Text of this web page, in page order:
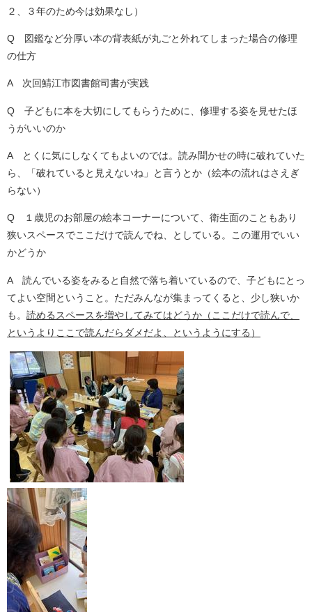
２、３年のため今は効果なし）
Q 図鑑など分厚い本の背表紙が丸ごと外れてしまった場合の修理
の仕方
A 次回鯖江市図書館司書が実践
Q 子どもに本を大切にしてもらうために、修理する姿を見せたほ
うがいいのか
A とくに気にしなくてもよいのでは。読み聞かせの時に破れていた
ら、「破れていると見えないね」と言うとか（絵本の流れはさえぎ
らない）
Q １歳児のお部屋の絵本コーナーについて、衛生面のこともあり
狭いスペースでここだけで読んでね、としている。この運用でいい
かどうか
A 読んでいる姿をみると自然で落ち着いているので、子どもにとっ
てよい空間ということ。ただみんなが集まってくると、少し狭いか
も。 読めるスペースを増やしてみてはどうか（ここだけで読んで、
というよりここで読んだらダメだよ、というようにする）